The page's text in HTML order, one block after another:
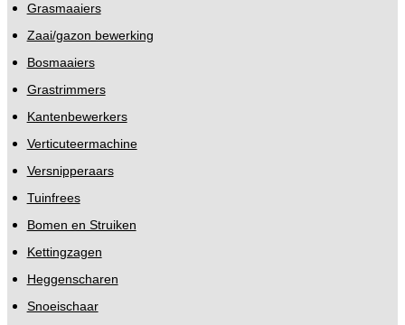
Grasmaaiers
Zaai/gazon bewerking
Bosmaaiers
Grastrimmers
Kantenbewerkers
Verticuteermachine
Versnipperaars
Tuinfrees
Bomen en Struiken
Kettingzagen
Heggenscharen
Snoeischaar